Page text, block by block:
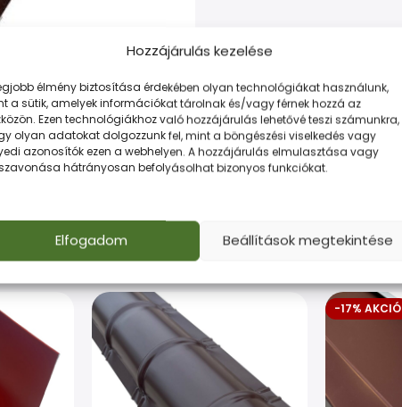
Hozzájárulás kezelése
élmény biztosítása érdekében olyan technológiákat használunk,
a sütik, amelyek információkat tárolnak és/vagy férnek hozzá az
Ezen technológiákhoz való hozzájárulás lehetővé teszi számunkra,
olyan adatokat dolgozzunk fel, mint a böngészési viselkedés vagy
azonosítók ezen a webhelyen. A hozzájárulás elmulasztása vagy
hátrányosan befolyásolhat bizonyos funkciókat.
Elfogadom Beállítások megtekintése
LEÍRÁSTOVÁBBI INFORMÁCIÓKFIZETÉS ÉS SZÁLLÍTÁS
megerősítése és stabilizálása.
-17% AKCIÓ